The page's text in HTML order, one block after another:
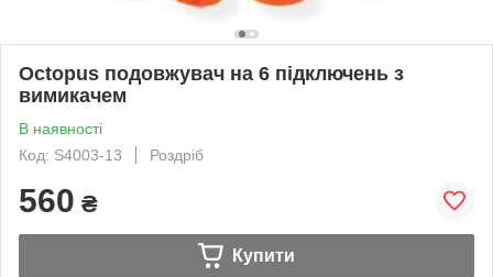
Octopus подовжувач на 6 підключень з
вимикачем
В наявності
Код: S4003-13
Роздріб
560 ₴
Купити